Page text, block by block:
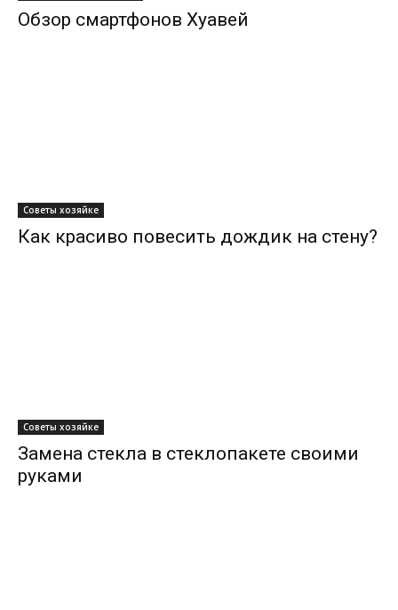
Обзор смартфонов Хуавей
Советы хозяйке
Как красиво повесить дождик на стену?
Советы хозяйке
Замена стекла в стеклопакете своими
руками